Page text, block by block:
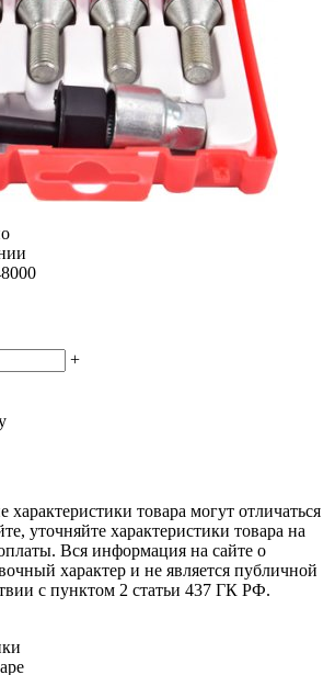
+
товара могут отличаться
уточняйте характеристики товара на
Вся информация на сайте о
характер и не является публичной
с пунктом 2 статьи 437 ГК РФ.